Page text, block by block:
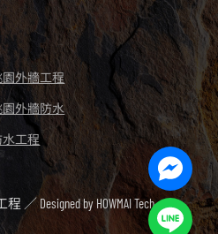
園外牆工程
園外牆防水
水工程
／ Designed by HOWMAI Tech.
Line